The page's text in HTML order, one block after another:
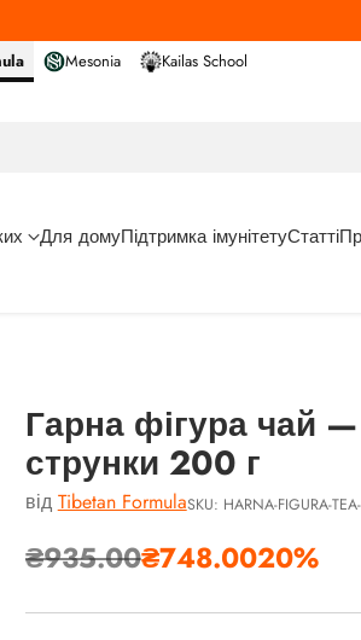
Mesonia Kailas School
Для домуПідтримка імунітетуСтатті
Гарна фігура чай
струнки 200 г
від Tibetan FormulaSKU: HARNA-FIGURA-
Звичайна
ціна
₴935.00₴748.0020%